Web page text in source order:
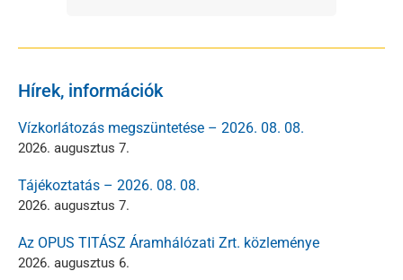
Hírek, információk
Vízkorlátozás megszüntetése – 2026. 08. 08.
2026. augusztus 7.
Tájékoztatás – 2026. 08. 08.
2026. augusztus 7.
Az OPUS TITÁSZ Áramhálózati Zrt. közleménye
2026. augusztus 6.